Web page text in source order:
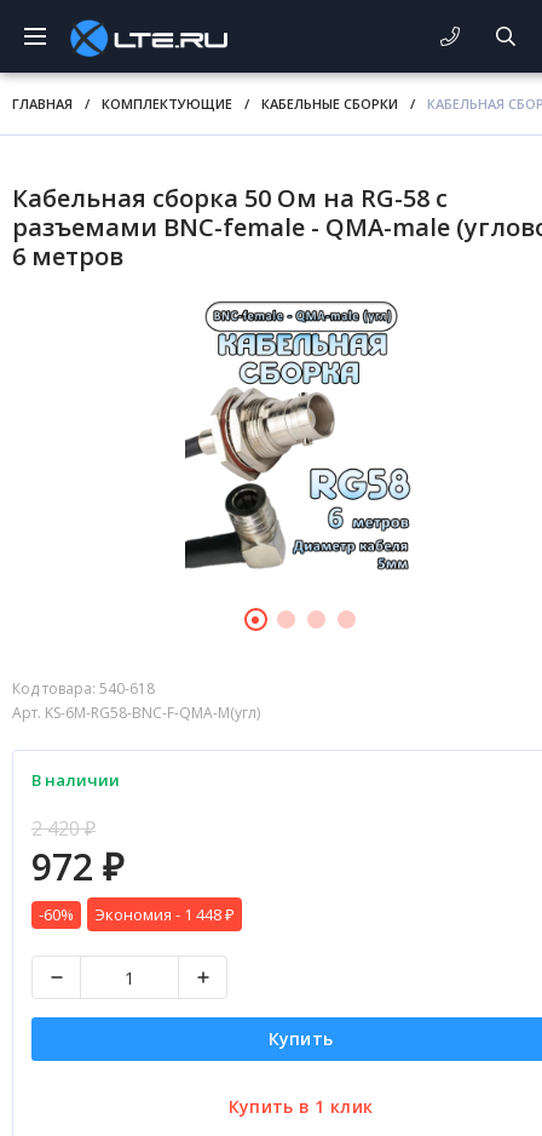
ГЛАВНАЯ / КОМПЛЕКТУЮЩИЕ / КАБЕЛЬНЫЕ СБОРКИ / КАБЕЛЬНАЯ
Кабельная сборка 50 Ом на RG-58 с
разъемами BNC-female - QMA-male
6 метров
Код товара: 540-618
Арт. KS-6M-RG58-BNC-F-QMA-M(угл)
В наличии
2 420₽
972 ₽
-60% Экономия - 1 448 ₽
Купить